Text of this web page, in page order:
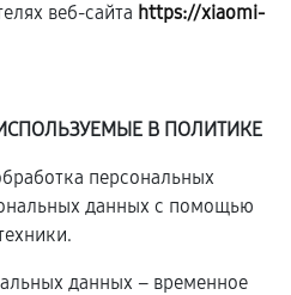
веб-сайта https://xiaomi-
В ПОЛИТИКЕ
персональных
данных с помощью
данных – временное